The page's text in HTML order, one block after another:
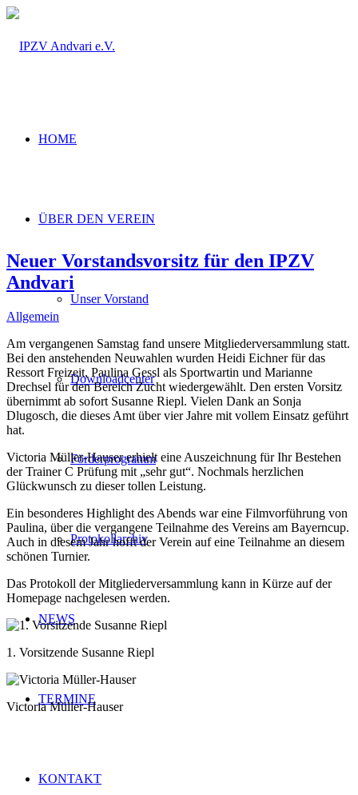
HOME
ÜBER DEN VEREIN
Unser Vorstand
Downloadcenter
Förderprogramm
Protokollarchiv
NEWS
TERMINE
KONTAKT
Neuer Vorstandsvorsitz für den IPZV
Andvari
Allgemein
Am vergangenen Samstag fand unsere Mitgliederversammlung statt.
Bei den anstehenden Neuwahlen wurden Heidi Eichner für das
Ressort Freizeit, Paulina Gessl als Sportwartin und Marianne
Drechsel für den Bereich Zucht wiedergewählt. Den ersten Vorsitz
übernimmt ab sofort Susanne Riepl. Vielen Dank an Sonja
Dlugosch, die dieses Amt über vier Jahre mit vollem Einsatz geführt
hat.
Victoria Müller-Hauser erhielt eine Auszeichnung für Ihr Bestehen
der Trainer C Prüfung mit „sehr gut“. Nochmals herzlichen
Glückwunsch zu dieser tollen Leistung.
Ein besonderes Highlight des Abends war eine Filmvorführung von
Paulina, über die vergangene Teilnahme des Vereins am Bayerncup.
Auch in diesem Jahr hofft der Verein auf eine Teilnahme an diesem
schönen Turnier.
Das Protokoll der Mitgliederversammlung kann in Kürze auf der
Homepage nachgelesen werden.
1. Vorsitzende Susanne Riepl
Victoria Müller-Hauser